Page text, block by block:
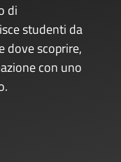
di
studenti da
dove scoprire,
con uno